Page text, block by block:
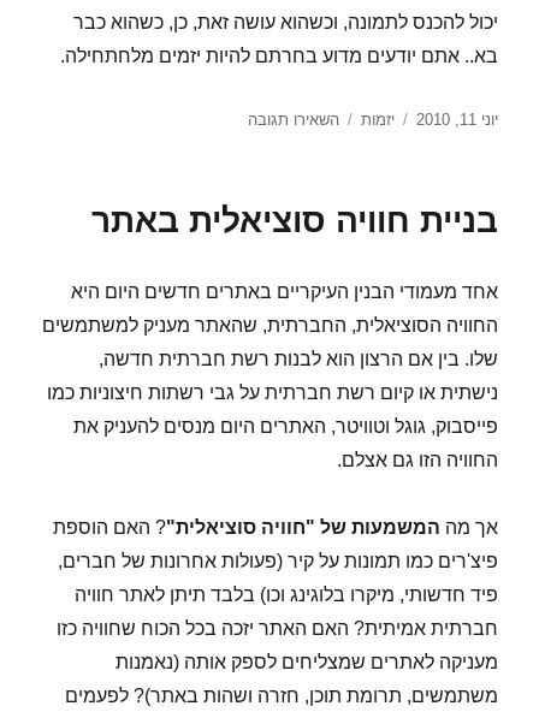
יכול להכנס לתמונה, וכשהוא עושה זאת, כן, כשהוא כבר
בא.. אתם יודעים מדוע בחרתם להיות יזמים מלחתחילה.
פורסם
יוני 11, 2010 קטגוריות
יזמות השאירו תגובה
הגירסה
בניית חוויה סוציאלית באתר
אחד מעמודי הבנין העיקריים באתרים חדשים היום היא
החוויה הסוציאלית, החברתית, שהאתר מעניק למשתמשים
שלו. בין אם הרצון הוא לבנות רשת חברתית חדשה,
נישתית או קיום רשת חברתית על גבי רשתות חיצוניות כמו
פייסבוק, גוגל וטוויטר, האתרים היום מנסים להעניק את
החוויה הזו גם אצלם.
אך מה המשמעות של "חוויה סוציאלית"? האם הוספת
פיצ'רים כמו תמונות על קיר (פעולות אחרונות של חברים,
פיד חדשותי, מיקרו בלוגינג וכו) בלבד תיתן לאתר חוויה
חברתית אמיתית? האם האתר יזכה בכל הכוח שחוויה כזו
מעניקה לאתרים שמצליחים לספק אותה (נאמנות
משתמשים, תרומת תוכן, חזרה ושהות באתר)? לפעמים